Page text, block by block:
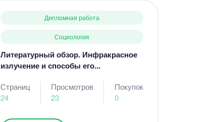
Дипломная работа
Социология
Литературный обзор. Инфракрасное
излучение и способы его...
Страниц
24
Просмотров
23
Покупок
0